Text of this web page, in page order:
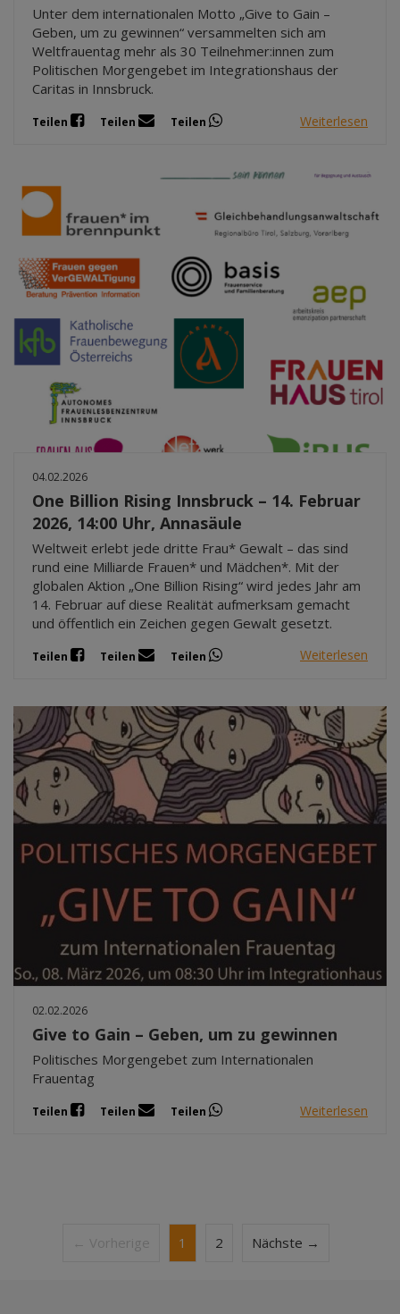
Unter dem internationalen Motto „Give to Gain –
Geben, um zu gewinnen“ versammelten sich am
Weltfrauentag mehr als 30 Teilnehmer:innen zum
Politischen Morgengebet im Integrationshaus der
Caritas in Innsbruck.
Teilen Teilen Teilen Weiterlesen
04.02.2026
One Billion Rising Innsbruck – 14. Februar
2026, 14:00 Uhr, Annasäule
Weltweit erlebt jede dritte Frau* Gewalt – das sind
rund eine Milliarde Frauen* und Mädchen*. Mit der
globalen Aktion „One Billion Rising“ wird jedes Jahr am
14. Februar auf diese Realität aufmerksam gemacht
und öffentlich ein Zeichen gegen Gewalt gesetzt.
Teilen Teilen Teilen Weiterlesen
02.02.2026
Give to Gain – Geben, um zu gewinnen
Politisches Morgengebet zum Internationalen
Frauentag
Teilen Teilen Teilen Weiterlesen
← Vorherige 1 2 Nächste →